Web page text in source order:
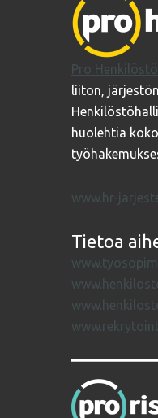
Pro Henkilöstö
liiton,
huolehtia
www.hr-
Tietoa